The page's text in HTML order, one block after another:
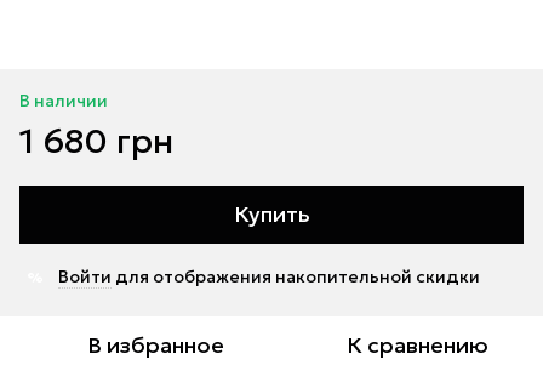
В наличии
1 680 грн
Купить
Войти для отображения накопительной скидки
В избранное К сравнению